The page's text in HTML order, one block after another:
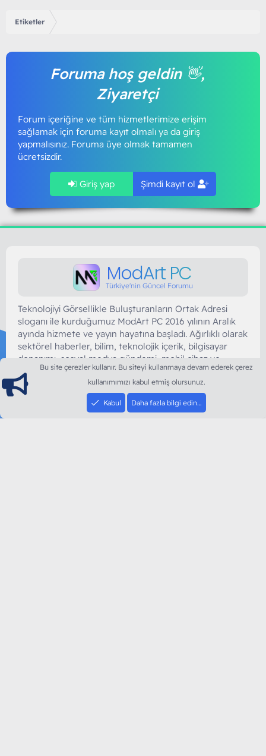
Etiketler
Foruma hoş geldin 👋,
Ziyaretçi
Forum içeriğine ve tüm hizmetlerimize erişim
sağlamak için foruma kayıt olmalı ya da giriş
yapmalısınız. Foruma üye olmak tamamen
ücretsizdir.
Giriş yap Şimdi kayıt ol
ModArt PC
Türkiye'nin Güncel Forumu
Teknolojiyi Görsellikle Buluşturanların Ortak Adresi
sloganı ile kurduğumuz ModArt PC 2016 yılının Aralık
ayında hizmete ve yayın hayatına başladı. Ağırlıklı olarak
sektörel haberler, bilim, teknolojik içerik, bilgisayar
donanımı, sosyal medya gündemi, mobil cihaz ve
yazılımlar gibi güncel kaliteli ve özgün içerikleri siz
değerli okurlarımıza ulaştırıyoruz.
Bu site çerezler kullanır. Bu siteyi kullanmaya devam ederek çerez
kullanımımızı kabul etmiş olursunuz.
Kabul Daha fazla bilgi edin…